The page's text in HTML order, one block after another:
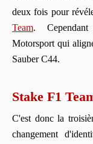
deux fois pour
Team. Cependant
Motorsport qui
Sauber C44.
Stake F1
C'est donc la
changement